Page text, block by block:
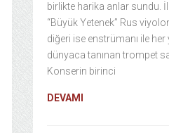
birlikte harika anlar sundu.
“Büyük Yetenek” Rus
diğeri ise enstrümanı ile
dünyaca tanınan trompet
Konserin birinci
DEVAMI